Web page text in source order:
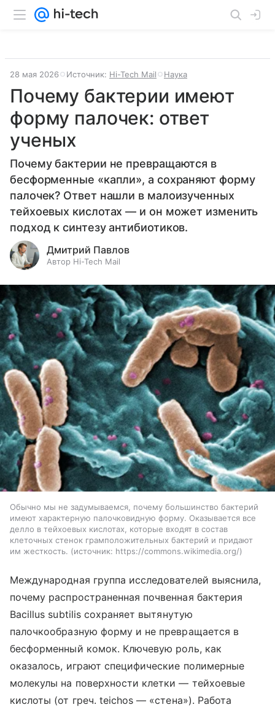
28 мая 2026 Источник: Hi-Tech Mail Наука
Почему бактерии имеют
форму палочек: ответ
ученых
Почему бактерии не превращаются в
бесформенные «капли», а сохраняют форму
палочек? Ответ нашли в малоизученных
тейхоевых кислотах — и он может изменить
подход к синтезу антибиотиков.
Дмитрий Павлов
Автор Hi-Tech Mail
Обычно мы не задумываемся, почему большинство бактерий
имеют характерную палочковидную форму. Оказывается все
делло в тейхоевых кислотах, которые входят в состав
клеточных стенок грамположительных бактерий и придают
им жесткость.
источник: https://commons.wikimedia.org/
Международная группа исследователей выяснила,
почему распространенная почвенная бактерия
Bacillus subtilis сохраняет вытянутую
палочкообразную форму и не превращается в
бесформенный комок. Ключевую роль, как
оказалось, играют специфические полимерные
молекулы на поверхности клетки — тейхоевые
кислоты (от греч. teichos — «стена»). Работа